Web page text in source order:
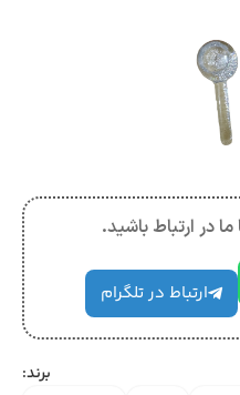
در ارتباط باشید.
ارتباط در تلگرام
برند: